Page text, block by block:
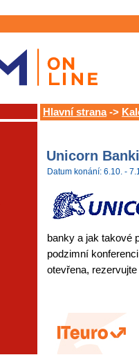
Hlavní strana->
Unicorn
Datum konání: 6.10. -
banky a jak takové
podzimní
otevřena,